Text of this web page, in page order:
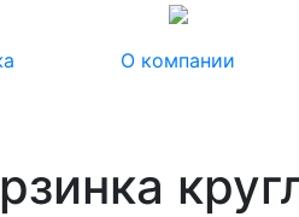
О компании